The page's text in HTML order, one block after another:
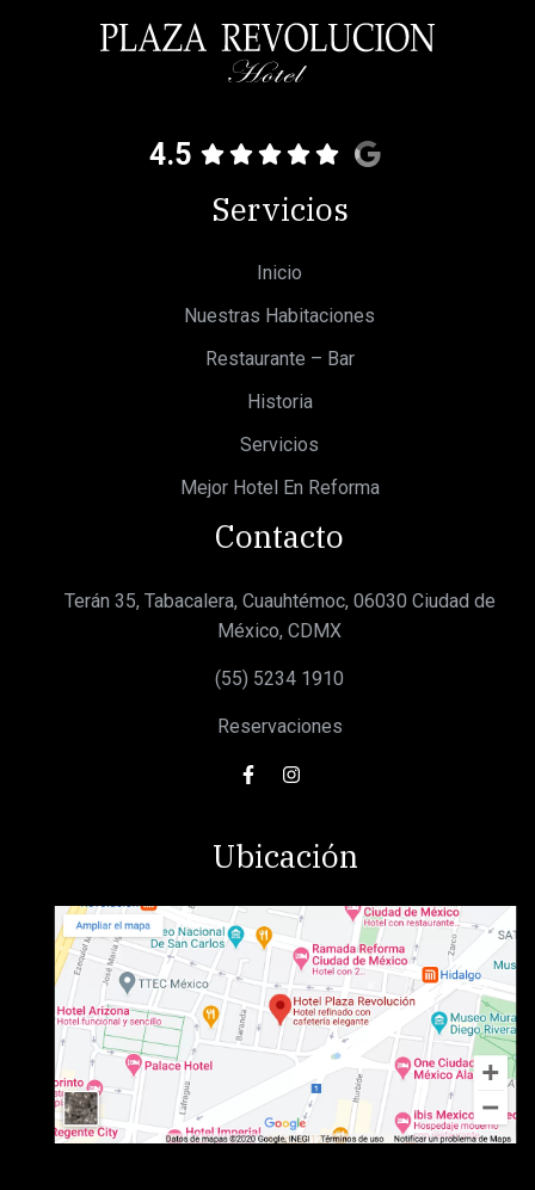
4.5
Servicios
Inicio
Nuestras Habitaciones
Restaurante – Bar
Historia
Servicios
Mejor Hotel En Reforma
Contacto
Terán 35, Tabacalera, Cuauhtémoc, 06030 Ciudad de
México, CDMX
(55) 5234 1910
Reservaciones
Ubicación